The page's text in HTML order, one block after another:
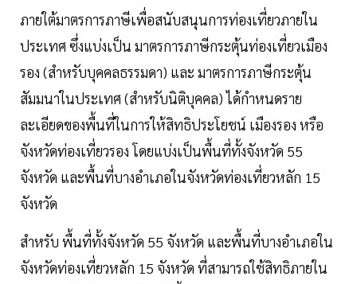
ภายใต้มาตรการภาษีเพื่อสนับสนุนการท่องเที่ยวภายใน
ประเทศ ซึ่งแบ่งเป็น มาตรการภาษีกระตุ้นท่องเที่ยวเมือง
รอง (สำหรับบุคคลธรรมดา) และ มาตรการภาษีกระตุ้น
สัมมนาในประเทศ (สำหรับนิติบุคคล) ได้กำหนดราย
ละเอียดของพื้นที่ในการให้สิทธิประโยชน์ เมืองรอง หรือ
จังหวัดท่องเที่ยวรอง โดยแบ่งเป็นพื้นที่ทั้งจังหวัด 55
จังหวัด และพื้นที่บางอำเภอในจังหวัดท่องเที่ยวหลัก 15
จังหวัด
สำหรับ พื้นที่ทั้งจังหวัด 55 จังหวัด และพื้นที่บางอำเภอใน
จังหวัดท่องเที่ยวหลัก 15 จังหวัด ที่สามารถใช้สิทธิภายใน